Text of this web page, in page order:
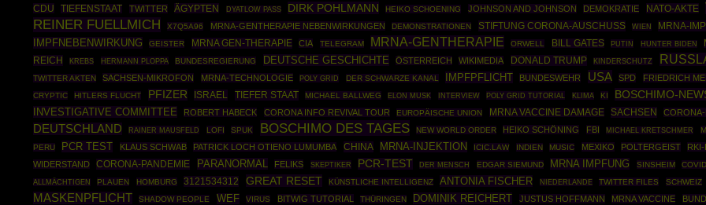
CDU TIEFENSTAAT TWITTER ÄGYPTEN DYATLOW PASS DIRK POHLMANN HEIKO SCHOENING JOHNSON AND JOHNSON DEMOKRATIE NATO-AKTE
REINER FUELLMICH X7Q5A96 MRNA-GENTHERAPIE NEBENWIRKUNGEN DEMONSTRATIONEN STIFTUNG CORONA-AUSCHUSS WIEN MRNA-
IMPFNEBENWIRKUNG GEISTER MRNA GEN-THERAPIE CIA TELEGRAM MRNA-GENTHERAPIE ORWELL BILL GATES PUTIN HUNTER BIDEN
REICH
KREBS HERMANN PLOPPA BUNDESREGIERUNG DEUTSCHE GESCHICHTE ÖSTERREICH WIKIMEDIA DONALD TRUMP KINDERSCHUTZ
TWITTER AKTEN SACHSEN-MIKROFON MRNA-TECHNOLOGIE POLY GRID DER SCHWARZE KANAL IMPFPFLICHT BUNDESWEHR USA SPD FRIEDRICH
CRYPTIC HITLERS FLUCHT PFIZER ISRAEL TIEFER STAAT MICHAEL BALLWEG ELON MUSK INTERVIEW POLY GRID TUTORIAL KLIMA KI BOSCHIMO-
INVESTIGATIVE COMMITTEE
ROBERT HABECK CORONA INFO REVIVAL TOUR EUROPÄISCHE UNION MRNA VACCINE DAMAGE SACHSEN
DEUTSCHLAND RAINER MAUSFELD LOFI SPUK BOSCHIMO DES TAGES NEW WORLD ORDER HEIKO SCHÖNING FBI MICHAEL KRETSCHMER
PERU PCR TEST KLAUS SCHWAB PATRICK LOCH OTIENO LUMUMBA CHINA MRNA-INJEKTION ICIC.LAW INDIEN MUSIC MEXIKO POLTERGEIST
WIDERSTAND CORONA-PANDEMIE PARANORMAL FELIKS SKEPTIKER PCR-TEST DER MENSCH EDGAR SIEMUND MRNA IMPFUNG SINSHEIM
ALLMÄCHTIGEN PLAUEN HOMBURG 3121534312 GREAT RESET KÜNSTLICHE INTELLIGENZ ANTONIA FISCHER NIEDERLANDE TWITTER FILES SCHWEIZ
MASKENPFLICHT SHADOW PEOPLE WEF VIRUS BITWIG TUTORIAL THÜRINGEN DOMINIK REICHERT JUSTUS HOFFMANN MRNA VACCINE